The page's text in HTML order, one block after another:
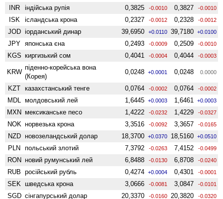
INR індійська рупія 0,3825 -0.0010 0,3827 -0.0010
ISK ісландська крона 0,2327 -0.0012 0,2328 -0.0012
JOD іорданський динар 39,6950 +0.0110 39,7180 +0.0100
JPY японська єна 0,2493 -0.0009 0,2509 -0.0010
KGS киргизький сом 0,4041 -0.0004 0,4044 -0.0003
KRW
піденно-корейська вона
(Корея)
0,0248 +0.0001 0,0248 0.0000
KZT казахстанський тенге 0,0764 -0.0002 0,0764 -0.0002
MDL молдовський лей 1,6445 +0.0003 1,6461 +0.0003
MXN мексиканське песо 1,4222 -0.0232 1,4229 -0.0327
NOK норвезька крона 3,3516 -0.0092 3,3657 -0.0165
NZD ново­зеландський долар 18,3700 +0.0370 18,5160 +0.0510
PLN польський злотий 7,3792 -0.0263 7,4152 -0.0499
RON новий румунський лей 6,8488 -0.0130 6,8708 -0.0240
RUB російський рубль 0,4274 +0.0004 0,4301 -0.0001
SEK шведська крона 3,0666 -0.0081 3,0847 -0.0101
SGD сінгапурський долар 20,3370 -0.0160 20,3820 -0.0320